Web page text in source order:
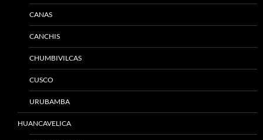
CANAS
CANCHIS
CHUMBIVILCAS
CUSCO
URUBAMBA
HUANCAVELICA